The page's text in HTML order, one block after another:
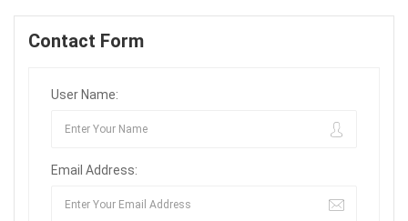
Contact Form
User Name:
Email Address: